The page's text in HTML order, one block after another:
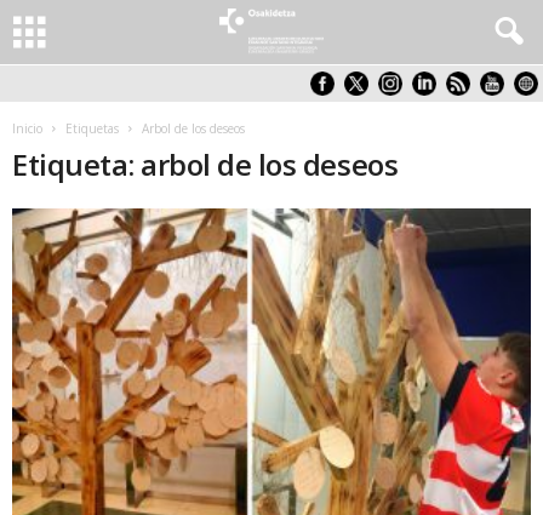
Inicio Etiquetas Arbol de los deseos
Etiqueta: arbol de los deseos